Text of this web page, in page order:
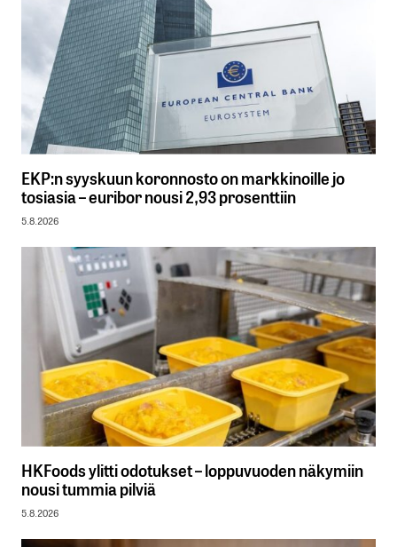
EKP:n syyskuun koronnosto on markkinoille jo
tosiasia – euribor nousi 2,93 prosenttiin
5.8.2026
HKFoods ylitti odotukset – loppuvuoden näkymiin
nousi tummia pilviä
5.8.2026